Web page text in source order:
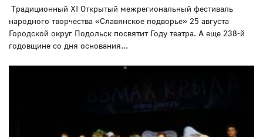
Традиционный XI Открытый межрегиональный фестиваль
народного творчества «Славянское подворье» 25 августа
Городской округ Подольск посвятит Году театра. А еще 238-й
годовщине со дня основания...